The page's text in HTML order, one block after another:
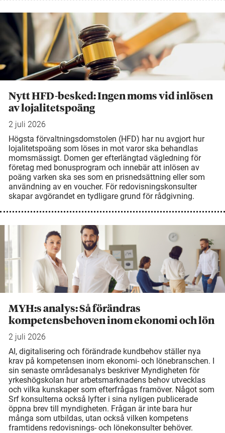
Nytt HFD-besked: Ingen moms vid inlösen
av lojalitetspoäng
2 juli 2026
Högsta förvaltningsdomstolen (HFD) har nu avgjort hur
lojalitetspoäng som löses in mot varor ska behandlas
momsmässigt. Domen ger efterlängtad vägledning för
företag med bonusprogram och innebär att inlösen av
poäng varken ska ses som en prisnedsättning eller som
användning av en voucher. För redovisningskonsulter
skapar avgörandet en tydligare grund för rådgivning.
MYH:s analys: Så förändras
kompetensbehoven inom ekonomi och lön
2 juli 2026
AI, digitalisering och förändrade kundbehov ställer nya
krav på kompetensen inom ekonomi- och lönebranschen. I
sin senaste områdesanalys beskriver Myndigheten för
yrkeshögskolan hur arbetsmarknadens behov utvecklas
och vilka kunskaper som efterfrågas framöver. Något som
Srf konsulterna också lyfter i sina nyligen publicerade
öppna brev till myndigheten. Frågan är inte bara hur
många som utbildas, utan också vilken kompetens
framtidens redovisnings- och lönekonsulter behöver.